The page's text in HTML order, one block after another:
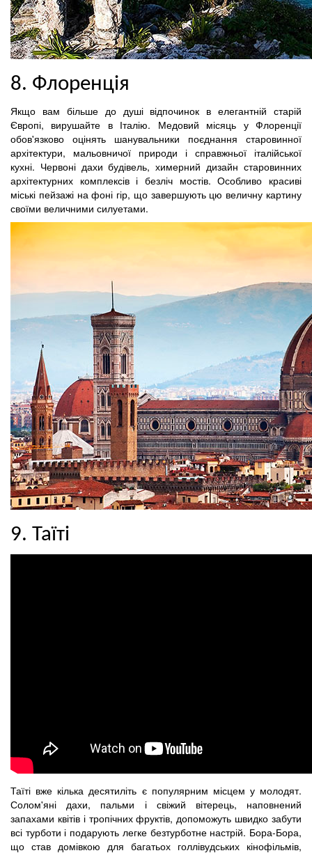
8. Флоренція
Якщо вам більше до душі відпочинок в елегантній старій
Європі, вирушайте в Італію. Медовий місяць у Флоренції
обов'язково оцінять шанувальники поєднання старовинної
архітектури, мальовничої природи і справжньої італійської
кухні. Червоні дахи будівель, химерний дизайн старовинних
архітектурних комплексів і безліч мостів. Особливо красиві
міські пейзажі на фоні гір, що завершують цю величну картину
своїми величними силуетами.
9. Таїті
Таїті вже кілька десятиліть є популярним місцем у молодят.
Солом'яні дахи, пальми і свіжий вітерець, наповнений
запахами квітів і тропічних фруктів, допоможуть швидко забути
всі турботи і подарують легке безтурботне настрій. Бора-Бора,
що став домівкою для багатьох голлівудських кінофільмів,